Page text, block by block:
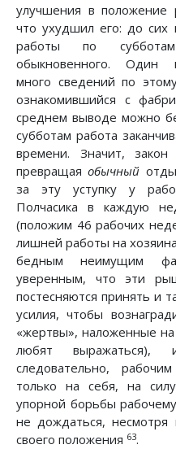
улучшения в
что ухудшил его: до сих
работы по
обыкновенного. Один
много сведений по
ознакомившийся с
среднем выводе можно
субботам работа
времени. Значит,
превращаяобычный
за эту уступку у
Полчасика в каждую
(положим 46 рабочих
лишней работы на
бедным неимущим
уверенным, что эти
постесняются принять и
усилия, чтобы
«жертвы», наложенные
любят
следовательно,
только на себя, на
упорной борьбы
не дождаться,
своего положения 63.